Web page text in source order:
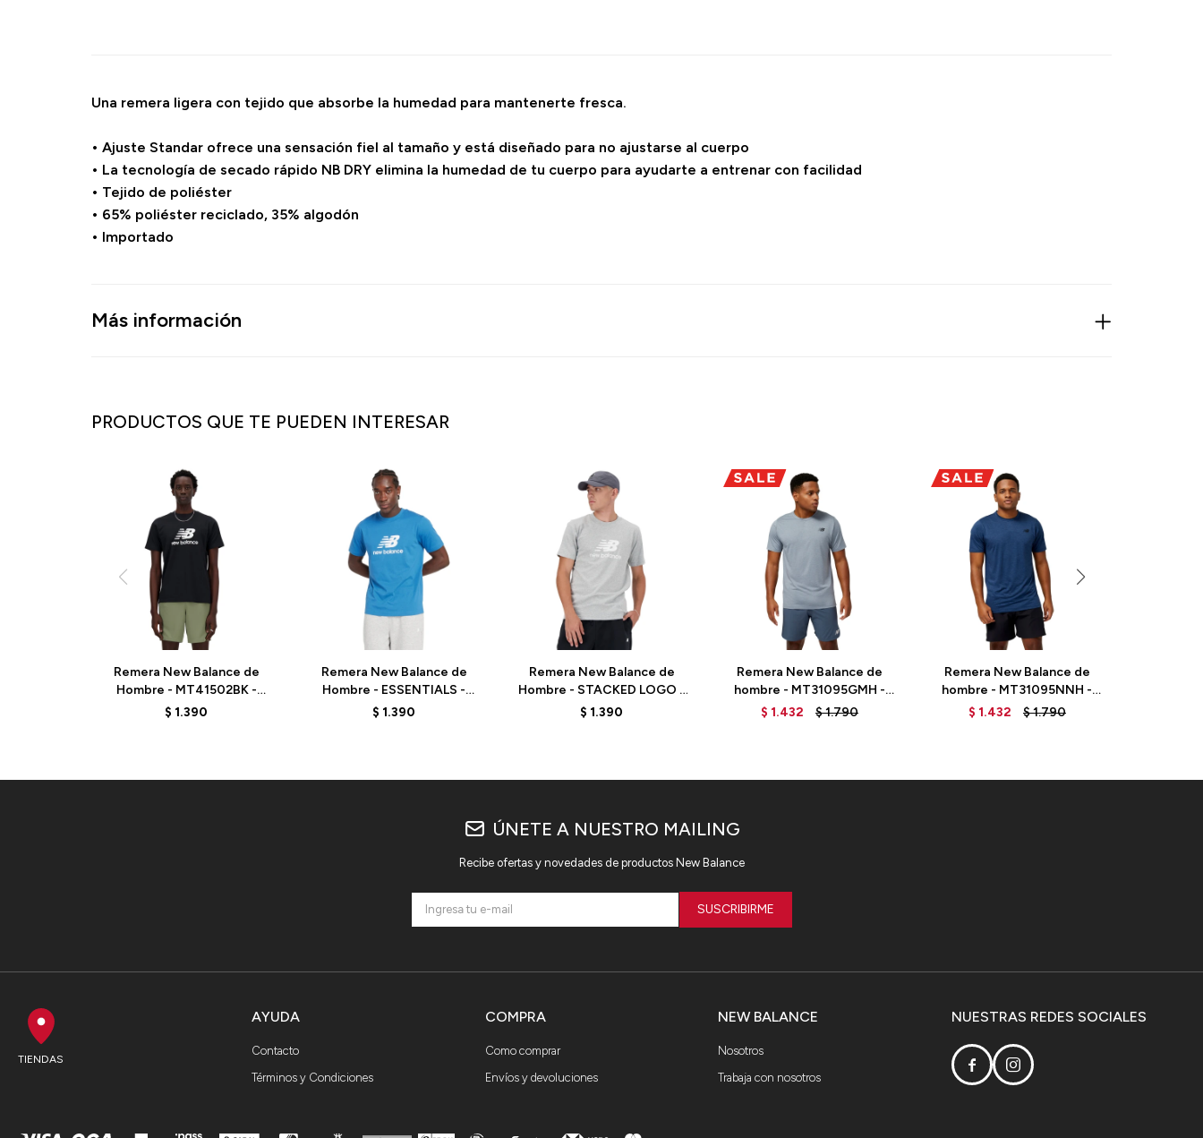
Una remera ligera con tejido que absorbe la humedad para mantenerte fresca.
• Ajuste Standar ofrece una sensación fiel al tamaño y está diseñado para no ajustarse al cuerpo
• La tecnología de secado rápido NB DRY elimina la humedad de tu cuerpo para ayudarte a entrenar con facilidad
• Tejido de poliéster
• 65% poliéster reciclado, 35% algodón
• Importado
Más información
PRODUCTOS QUE TE PUEDEN INTERESAR
Remera New Balance de
Hombre - MT41502BK -
BLACK
$ 1.390
Remera New Balance de
Hombre - ESSENTIALS -
MT41502BEU - BLUEAGAT
$ 1.390
Remera New Balance de
Hombre - STACKED LOGO -
MT41502AG - GREY
$ 1.390
Remera New Balance de
hombre - MT31095GMH -
GREY
$ 1.432 $1.790
Remera New Balance de
hombre - MT31095NNH -
BLUE
$ 1.432 $1.790
TIENDAS
AYUDA
Contacto
Términos y Condiciones
NEW BALANCE
Nosotros
Trabaja con nosotros
COMPRA
Como comprar
Envíos y devoluciones
NUESTRAS REDES SOCIALES
 
ÚNETE A NUESTRO MAILING
Recibe ofertas y novedades de productos New Balance
SUSCRIBIRME